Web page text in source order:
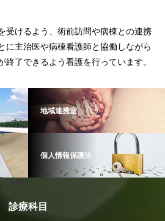
受けるよう、術前訪問や病棟との連携
に主治医や病棟看護師と協働しながら
終了できるよう看護を行っています。
地域連携室
個人情報保護法
診療科目